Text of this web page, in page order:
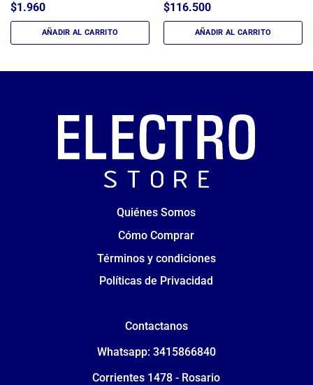
$1.960
AÑADIR AL CARRITO
$116.500
AÑADIR AL CARRITO
Quiénes Somos
Cómo Comprar
Términos y condiciones
Políticas de Privacidad
Contactanos
Whatsapp: 3415866840
Corrientes 1478 - Rosario